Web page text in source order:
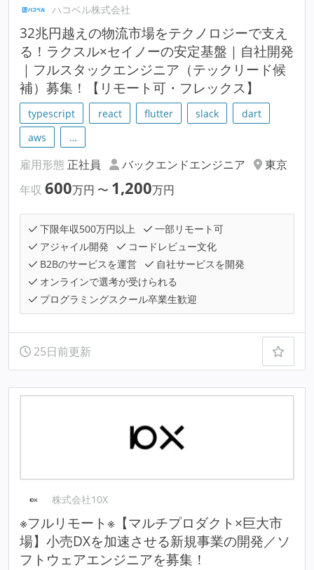
ハコベル株式会社
32兆円越えの物流市場をテクノロジーで支え
る！ラクスル×セイノーの安定基盤｜自社開発
｜フルスタックエンジニア（テックリード候
補）募集！【リモート可・フレックス】
typescript react flutter slack
dart
aws
…
雇用形態 正社員 バックエンドエンジニア
東京
年収 600万円 〜 1,200万円
下限年収500万円以上
一部リモート可
アジャイル開発
コードレビュー文化
B2Bのサービスを運営
自社サービスを開発
オンラインで選考が受けられる
プログラミングスクール卒業生歓迎
25日前更新
株式会社10X
※フルリモート※【マルチプロダクト×巨大市
場】小売DXを加速させる新規事業の開発／ソ
フトウェアエンジニアを募集！